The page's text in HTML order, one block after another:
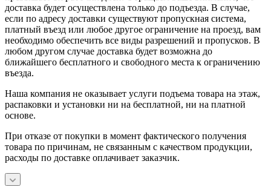
доставка будет осуществлена только до подъезда. В случае,
если по адресу доставки существуют пропускная система,
платный въезд или любое другое ограничение на проезд, вам
необходимо обеспечить все виды разрешений и пропусков. В
любом другом случае доставка будет возможна до
ближайшего бесплатного и свободного места к ограничению
въезда.
Наша компания не оказывает услуги подъема товара на этаж,
распаковки и установки ни на бесплатной, ни на платной
основе.
При отказе от покупки в момент фактического получения
товара по причинам, не связанным с качеством продукции,
расходы по доставке оплачивает заказчик.